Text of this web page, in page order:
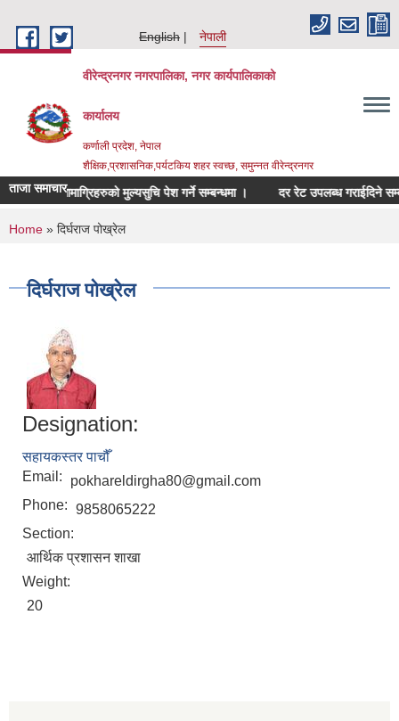
English
नेपाली
वीरेन्द्रनगर नगरपालिका, नगर कार्यपालिकाको
कार्यालय
कर्णाली प्रदेश, नेपाल
शैक्षिक,प्रशासनिक,पर्यटकिय शहर स्वच्छ, समुन्नत वीरेन्द्रनगर
ताजा समाचारसामाग्रिहरुको मुल्यसुचि पेश गर्ने सम्बन्धमा । दर रेट उपलब्ध गराईदिने
You are here
Home » दिर्घराज पोख्रेल
दिर्घराज पोख्रेल
Designation:
सहायकस्तर पाचौँ
Email:
pokhareldirgha80@gmail.com
Phone: 9858065222
Section:
आर्थिक प्रशासन शाखा
Weight:
20